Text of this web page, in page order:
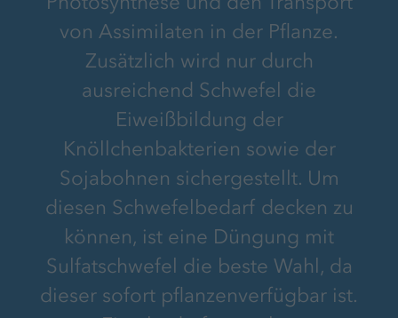
von Assimilaten in der Pflanze.
Zusätzlich wird nur durch
ausreichend Schwefel die
Eiweißbildung der
Knöllchenbakterien sowie der
Sojabohnen sichergestellt. Um
diesen Schwefelbedarf decken zu
können, ist eine Düngung mit
Sulfatschwefel die beste Wahl, da
dieser sofort pflanzenverfügbar ist.